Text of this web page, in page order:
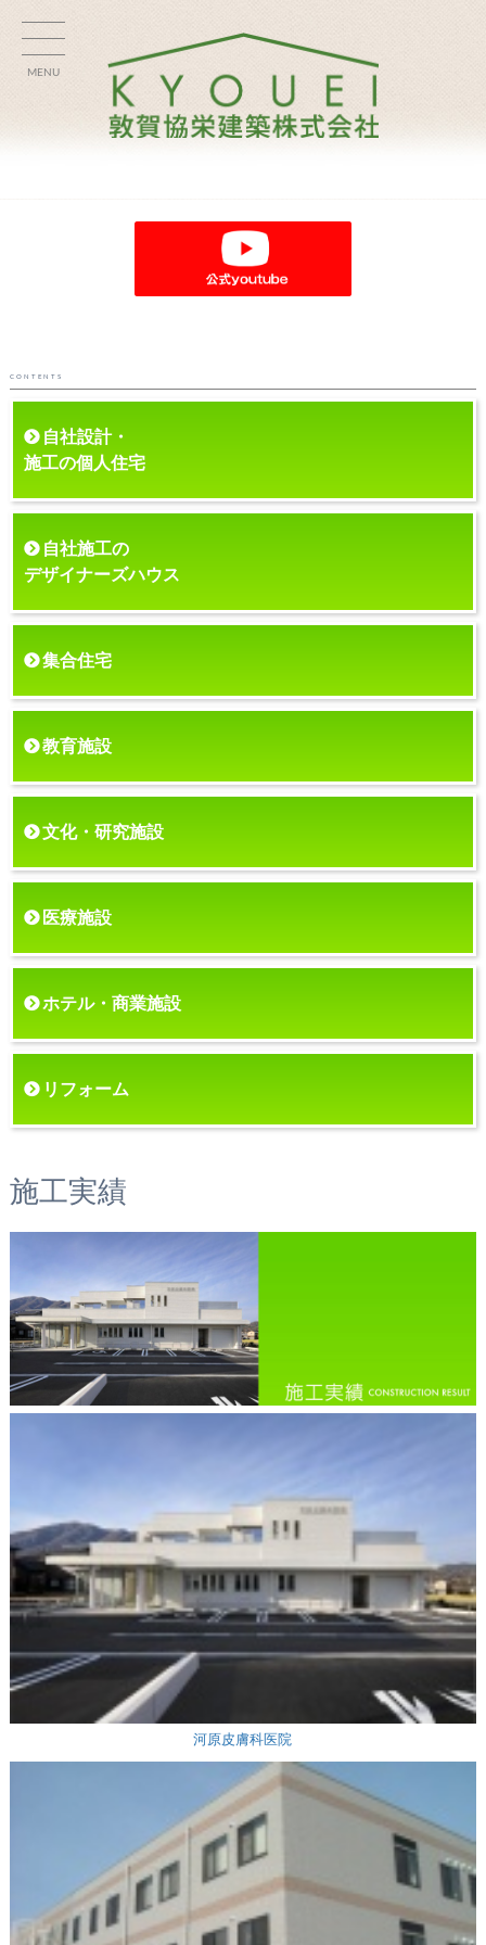
MENU
CONTENTS
自社設計・
施工の個人住宅
自社施工の
デザイナーズハウス
集合住宅
教育施設
文化・研究施設
医療施設
ホテル・商業施設
リフォーム
施工実績
河原皮膚科医院